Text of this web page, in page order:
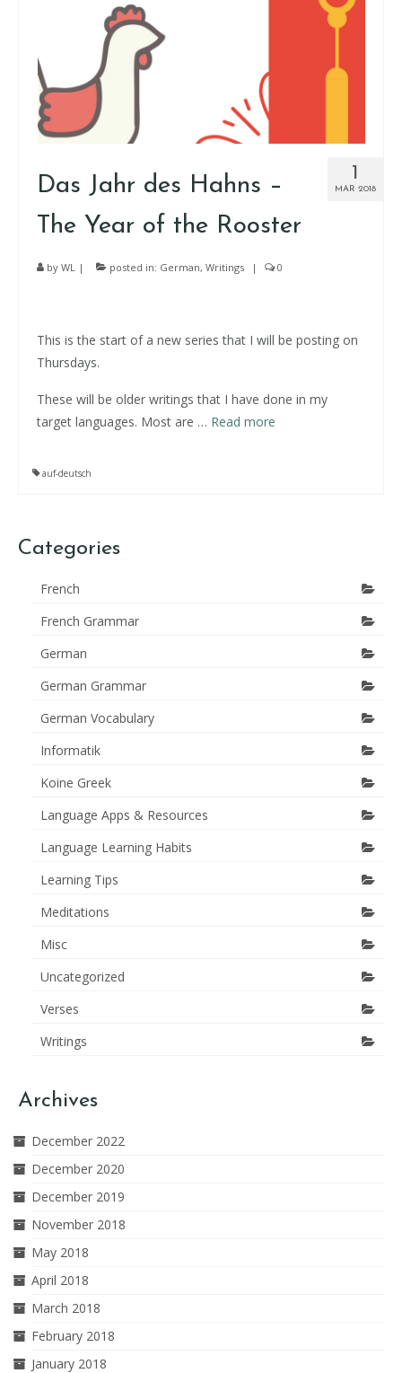
1
MAR 2018
Das Jahr des Hahns –
The Year of the Rooster
by WL | posted in: German, Writings | 0
This is the start of a new series that I will be posting on
Thursdays.
These will be older writings that I have done in my
target languages. Most are … Read more
auf-deutsch
Categories
French
French Grammar
German
German Grammar
German Vocabulary
Informatik
Koine Greek
Language Apps & Resources
Language Learning Habits
Learning Tips
Meditations
Misc
Uncategorized
Verses
Writings
Archives
December 2022
December 2020
December 2019
November 2018
May 2018
April 2018
March 2018
February 2018
January 2018